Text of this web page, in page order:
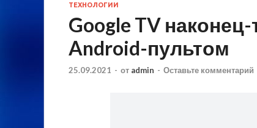
ТЕХНОЛОГИИ
Google TV
Android-пультом
25.09.2021 - от admin - Оставьте комментарий